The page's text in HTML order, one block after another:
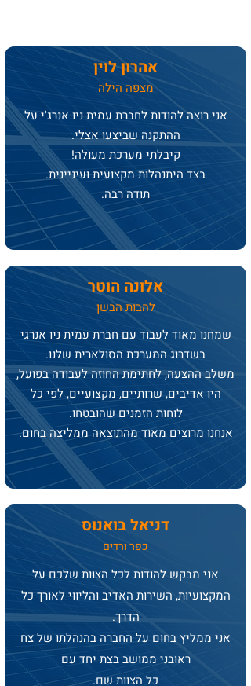
אהרון לוין
מצפה הילה
אני רוצה להודות לחברת עמית ניו אנרג'י על
ההתקנה שביצעו אצלי.
קיבלתי מערכת מעולה!
בצד היתנהלות מקצועית ועיניינית.
תודה רבה.
אלונה הוטר
להבות הבשן
שמחנו מאוד לעבוד עם חברת עמית ניו אנרגי
בשדרוג המערכת הסולארית שלנו.
משלב ההצעה, לחתימת החוזה לעבודה בפועל,
היו אדיבים, שרותיים, מקצועיים, לפי כל
לוחות הזמנים שהובטחו.
אנחנו מרוצים מאוד מהתוצאה ממליצה בחום.
דניאל בואנוס
כפר ורדים
אני מבקש להודות לכל הצוות שלכם על
המקצועיות, השירות האדיב והליווי לאורך כל
הדרך.
אני ממליץ בחום על החברה בהנהלתו של צח
ראובני ממושב בצת יחד עם
כל הצוות שם.